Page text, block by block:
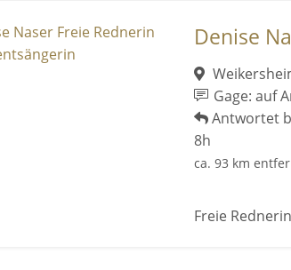
Denise
Gage: auf
Antwortet
8h
ca. 93 km
Freie